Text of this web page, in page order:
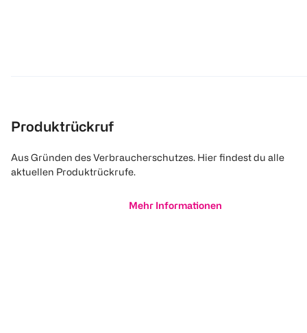
Produktrückruf
Aus Gründen des Verbraucherschutzes. Hier findest du alle
aktuellen Produktrückrufe.
Mehr Informationen